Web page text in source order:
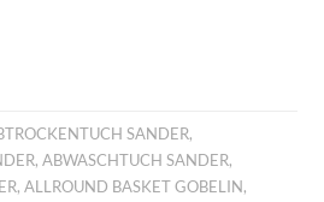
SANDER,
,ABWASCHTUCH SANDER,
,ALLROUND BASKET GOBELIN ,